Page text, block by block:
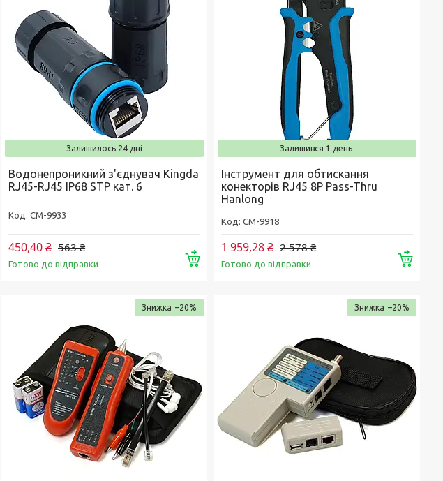
Купити
Залишилось 24 дні
Водонепроникний з'єднувач Kingda
RJ45-RJ45 IP68 STP кат. 6
CM-9933
563 ₴
450,40 ₴
Готово до відправки Купити
Залишився 1 день
Інструмент для обтискання
конекторів RJ45 8P Pass-Thru
Hanlong
CM-9918
2 578 ₴
1 959,28 ₴
Готово до відправки
–20% –20%